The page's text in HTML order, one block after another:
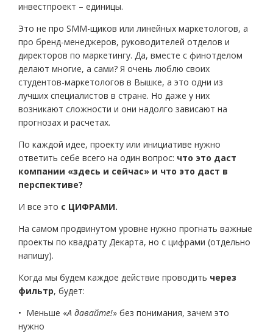
инвестпроект – единицы.
Это не про SMM-щиков или линейных маркетологов, а
про бренд-менеджеров, руководителей отделов и
директоров по маркетингу. Да, вместе с финотделом
делают многие, а сами? Я очень люблю своих
студентов-маркетологов в Вышке, а это одни из
лучших специалистов в стране. Но даже у них
возникают сложности и они надолго зависают на
прогнозах и расчетах.
По каждой идее, проекту или инициативе нужно
ответить себе всего на один вопрос: что это даст
компании «здесь и сейчас» и что это даст в
перспективе?
И все это с ЦИФРАМИ.
На самом продвинутом уровне нужно прогнать важные
проекты по квадрату Декарта, но с цифрами (отдельно
напишу).
Когда мы будем каждое действие проводить через
фильтр, будет:
• Меньше «А давайте!» без понимания, зачем это
нужно